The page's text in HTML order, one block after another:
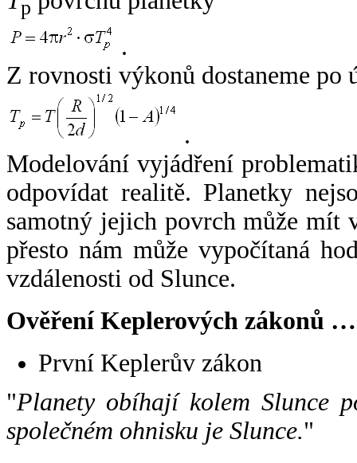
p
.
Z rovnosti výkonů dostaneme po
.
Modelování vyjádření
odpovídat realitě. Planetky
samotný jejich povrch může mít
přesto nám může vypočítaná
vzdálenosti od Slunce.
Ověření Keplerových zákonů …
První Keplerův zákon
"Planety obíhají kolem Slunce
společném ohnisku je Slunce."